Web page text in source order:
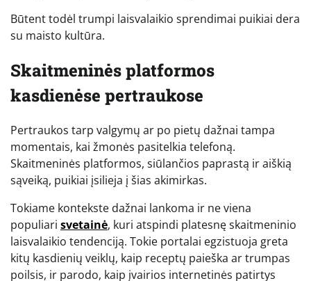
Būtent todėl trumpi laisvalaikio sprendimai puikiai dera
su maisto kultūra.
Skaitmeninės platformos
kasdienėse pertraukose
Pertraukos tarp valgymų ar po pietų dažnai tampa
momentais, kai žmonės pasitelkia telefoną.
Skaitmeninės platformos, siūlančios paprastą ir aiškią
sąveiką, puikiai įsilieja į šias akimirkas.
Tokiame kontekste dažnai lankoma ir ne viena
populiari svetainė, kuri atspindi platesnę skaitmeninio
laisvalaikio tendenciją. Tokie portalai egzistuoja greta
kitų kasdienių veiklų, kaip receptų paieška ar trumpas
poilsis, ir parodo, kaip įvairios internetinės patirtys